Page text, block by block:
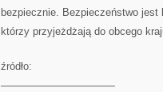
bezpiecznie. Bezpieczeństwo
którzy przyjeżdżają do obcego
źródło:
———————————